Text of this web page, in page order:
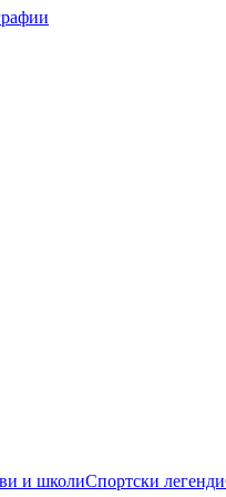
и школиСпортски легенди